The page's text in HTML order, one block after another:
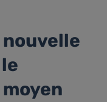
nouvelle